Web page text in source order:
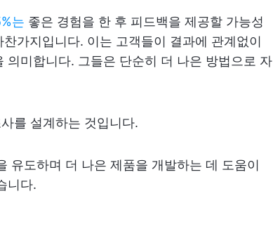
는 좋은 경험을 한 후 피드백을 제공할 가능성
가지입니다. 이는 고객들이 결과에 관계없이
미합니다. 그들은 단순히 더 나은 방법으로 자
를 설계하는 것입니다.
유도하며 더 나은 제품을 개발하는 데 도움이
니다.